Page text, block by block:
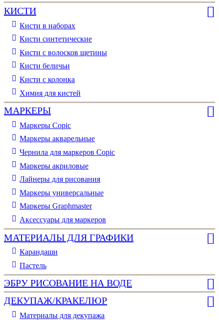
КИСТИ
Кисти в наборах
Кисти синтетические
Кисти с волосков щетины
Кисти беличьи
Кисти с колонка
Химия для кистей
МАРКЕРЫ
Маркеры Copic
Маркеры акварельные
Чернила для маркеров Copic
Маркеры акриловые
Лайнеры для рисования
Маркеры универсальные
Маркеры Graphmaster
Аксессуары для маркеров
МАТЕРИАЛЫ ДЛЯ ГРАФИКИ
Карандаши
Пастель
ЭБРУ РИСОВАНИЕ НА ВОДЕ
ДЕКУПАЖ/КРАКЕЛЮР
Материалы для декупажа